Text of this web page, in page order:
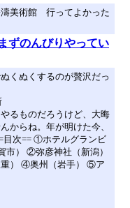
濤美術館 行ってよかった
ずのんびりやってい
くぬくするのが贅沢だっ
るものだろうけど、大晦
からね。年が明けた今、
目次== ①ホテルグランビ
市） ②弥彦神社（新潟）
） ④奥州（岩手） ⑤ア